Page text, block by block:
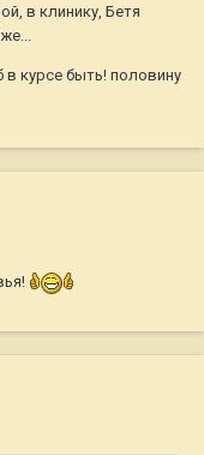
в клинику, Бетя
в курсе быть! половину